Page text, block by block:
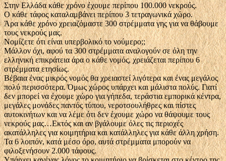
Στην Ελλάδα κάθε χρόνο έχουμε περίπου 100.000 νεκρούς.
Ο κάθε τάφος καταλαμβάνει περίπου 3 τετραγωνικά χώρο.
Άρα κάθε χρόνο χρειαζόμαστε 300 στρέμματα γης για να θάβουμε
τους νεκρούς μας.
Νομίζετε ότι είναι υπερβολικό το νούμερο;;
Μάλλον όχι, αφού τα 300 στρέμματα αναλογούν σε όλη την
ελληνική επικράτεια άρα ο κάθε νομός, χρειάζεται περίπου 6
στρέμματα ετησίως.
Βέβαια ένας μικρός νομός θα χρειαστεί λιγότερα και ένας μεγάλος
πολύ περισσότερα. Όμως χώρος υπάρχει και μάλιστα πολύς. Γιατί
δεν μπορεί να έχουμε χώρο για γήπεδα, τεράστια εμπορικά κέντρα,
μεγάλες μονάδες παντός τύπου, νεροτσουλήθρες και πίστες
αυτοκινήτων και να λέμε ότι δεν έχουμε χώρο να θάψουμε τους
νεκρούς μας…Εκτός και αν βγάλουμε όλες τις περιοχές
ακατάλληλες για κοιμητήρια και κατάλληλες για κάθε άλλη χρήση.
Τα 6 λοιπόν, κατά μέσο όρο, αυτά στρέμματα μπορούν να
φιλοξενήσουν 2.000 τάφους.